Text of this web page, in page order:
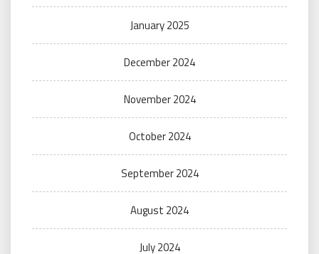
January 2025
December 2024
November 2024
October 2024
September 2024
August 2024
July 2024